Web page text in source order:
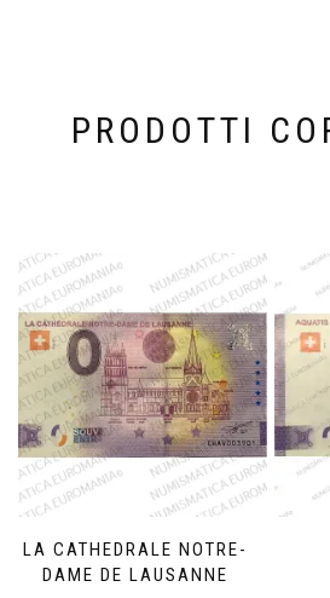
PRODOTTI
LA CATHEDRALE NOTRE-
DAME DE LAUSANNE